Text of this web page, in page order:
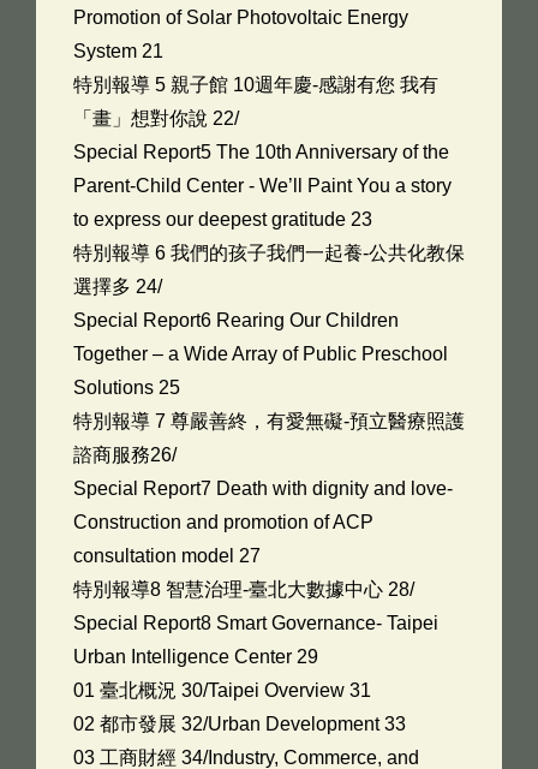
Promotion of Solar Photovoltaic Energy
System 21
特別報導 5 親子館 10週年慶-感謝有您 我有
「畫」想對你說 22/
Special Report5 The 10th Anniversary of the
Parent-Child Center - We’ll Paint You a story
to express our deepest gratitude 23
特別報導 6 我們的孩子我們一起養-公共化教保
選擇多 24/
Special Report6 Rearing Our Children
Together – a Wide Array of Public Preschool
Solutions 25
特別報導 7 尊嚴善終，有愛無礙-預立醫療照護
諮商服務26/
Special Report7 Death with dignity and love-
Construction and promotion of ACP
consultation model 27
特別報導8 智慧治理-臺北大數據中心 28/
Special Report8 Smart Governance- Taipei
Urban Intelligence Center 29
01 臺北概況 30/Taipei Overview 31
02 都市發展 32/Urban Development 33
03 工商財經 34/Industry, Commerce, and